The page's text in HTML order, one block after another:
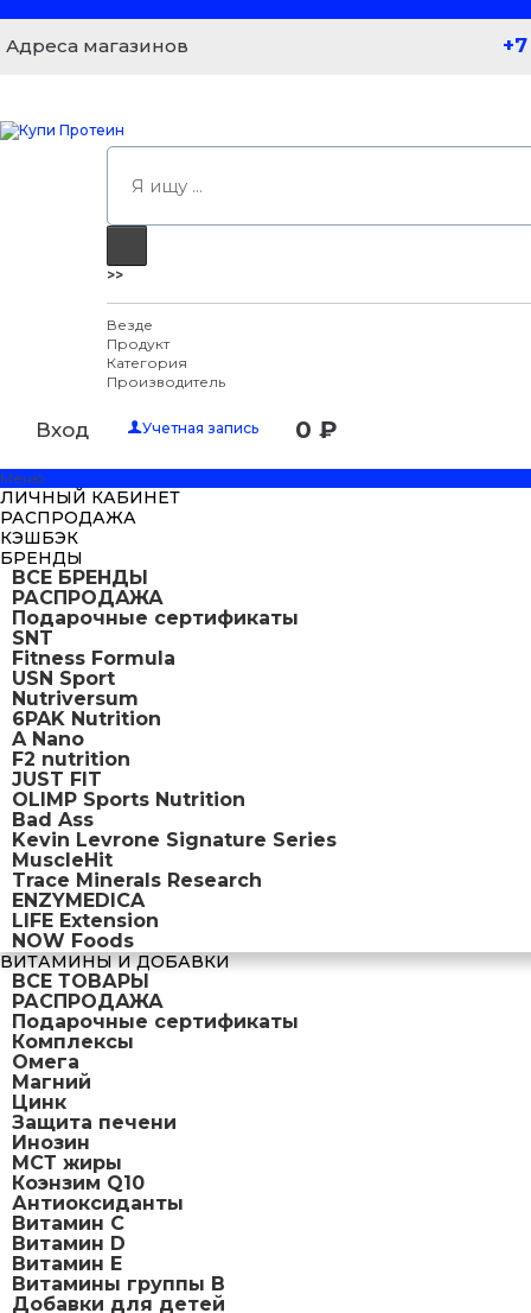
Адреса магазинов
>>
Везде
Продукт
Категория
Производитель
Вход Учетная запись 0 ₽
Меню
ЛИЧНЫЙ КАБИНЕТ
РАСПРОДАЖА
КЭШБЭК
БРЕНДЫ
ВСЕ БРЕНДЫ
РАСПРОДАЖА
Подарочные сертификаты
SNT
Fitness Formula
USN Sport
Nutriversum
6PAK Nutrition
A Nano
F2 nutrition
JUST FIT
OLIMP Sports Nutrition
Bad Ass
Kevin Levrone Signature Series
MuscleHit
Trace Minerals Research
ENZYMEDICA
LIFE Extension
NOW Foods
ВИТАМИНЫ И ДОБАВКИ
ВСЕ ТОВАРЫ
РАСПРОДАЖА
Подарочные сертификаты
Комплексы
Омега
Магний
Цинк
Защита печени
Инозин
МСТ жиры
Коэнзим Q10
Антиоксиданты
Витамин С
Витамин D
Витамин Е
Витамины группы B
Добавки для детей